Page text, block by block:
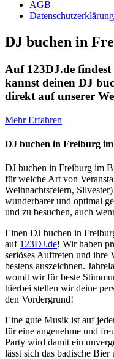
AGB
Datenschutzerklärung
DJ buchen in
Auf 123DJ.de
kannst deinen DJ
direkt auf unserer
Mehr Erfahren
DJ buchen in Freiburg
DJ buchen in Freiburg im
für welche Art von
Weihnachtsfeiern,
wunderbarer und optimal
und zu besuchen, auch
Einen DJ buchen in
auf 123DJ.de! Wir haben
seriöses Auftreten und ihre
bestens auszeichnen.
womit wir für beste
hierbei stellen wir deine
den Vordergrund!
Eine gute Musik ist auf
für eine angenehme und
Party wird damit ein
lässt sich das badische